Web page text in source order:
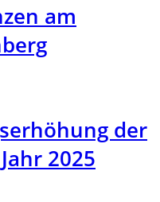
am
der
2025